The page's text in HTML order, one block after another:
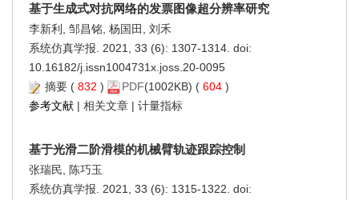
基于生成式对抗网络的发票图像超分辨率研究
李新利, 邹昌铭, 杨国田, 刘禾
系统仿真学报. 2021, 33 (6): 1307-1314. doi:
10.16182/j.issn1004731x.joss.20-0095
摘要 ( 832 ) PDF(1002KB) ( 604 )
参考文献 | 相关文章 | 计量指标
基于光滑二阶滑模的机械臂轨迹跟踪控制
张瑞民, 陈巧玉
系统仿真学报. 2021, 33 (6): 1315-1322. doi: